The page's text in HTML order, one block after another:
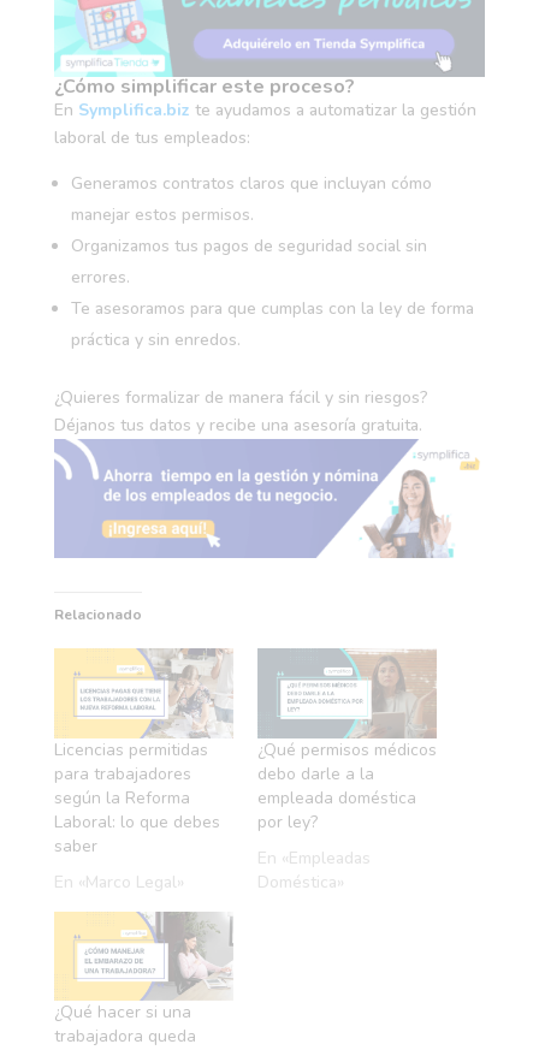
¿Cómo simplificar este proceso?
En Symplifica.biz te ayudamos a automatizar la gestión
laboral de tus empleados:
Generamos contratos claros que incluyan cómo
manejar estos permisos.
Organizamos tus pagos de seguridad social sin
errores.
Te asesoramos para que cumplas con la ley de forma
práctica y sin enredos.
¿Quieres formalizar de manera fácil y sin riesgos?
Déjanos tus datos y recibe una asesoría gratuita.
Relacionado
Licencias permitidas
para trabajadores
según la Reforma
Laboral: lo que debes
saber
En «Marco Legal»
¿Qué permisos médicos
debo darle a la
empleada doméstica
por ley?
En «Empleadas
Doméstica»
¿Qué hacer si una
trabajadora queda